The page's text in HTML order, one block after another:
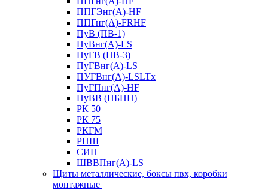
ППГЭнг(А)-HF
ППГнг(А)-FRHF
ПуВ (ПВ-1)
ПуВнг(А)-LS
ПуГВ (ПВ-3)
ПуГВнг(А)-LS
ПУГВнг(А)-LSLTx
ПуГПнг(А)-HF
ПуВВ (ПБПП)
РК 50
РК 75
РКГМ
РПШ
СИП
ШВВПнг(А)-LS
Щиты металлические, боксы пвх, коробки
монтажные